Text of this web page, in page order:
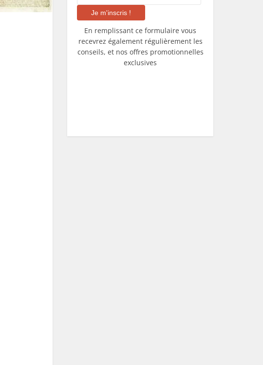
En remplissant ce formulaire vous
recevrez également régulièrement les
conseils, et nos offres promotionnelles
exclusives